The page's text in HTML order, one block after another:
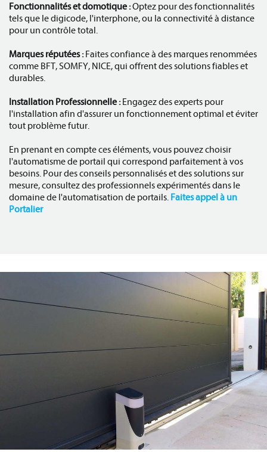
Fonctionnalités et domotique :Optez pour des fonctionnalités
tels que le digicode, l'interphone, ou la connectivité à distance
pour un contrôle total.
Marques réputées :Faites confiance à des marques renommées
comme BFT, SOMFY, NICE, qui offrent des solutions fiables et
durables.
Installation Professionnelle :Engagez des experts pour
l'installation afin d'assurer un fonctionnement optimal et éviter
tout problème futur.
En prenant en compte ces éléments, vous pouvez choisir
l'automatisme de portail qui correspond parfaitement à vos
besoins. Pour des conseils personnalisés et des solutions sur
mesure, consultez des professionnels expérimentés dans le
domaine de l'automatisation de portails. Faites appel à un
Portalier